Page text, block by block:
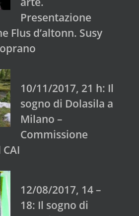
Presentazione
Flus d’altonn. Susy
10/11/2017, 21 h: Il
sogno di Dolasila a
Milano –
Commissione
12/08/2017, 14 –
18: Il sogno di